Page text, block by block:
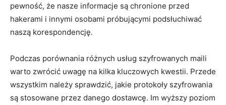
pewność, że nasze informacje są chronione przed
hakerami i innymi osobami próbującymi podsłuchiwać
naszą korespondencję.
Podczas porównania różnych usług szyfrowanych maili
warto zwrócić uwagę na kilka kluczowych kwestii. Przede
wszystkim należy sprawdzić, jakie protokoły szyfrowania
są stosowane przez danego dostawcę. Im wyższy poziom